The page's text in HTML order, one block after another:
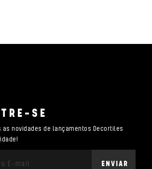
SE
as novidades de lançamentos Decortiles
ENVIAR